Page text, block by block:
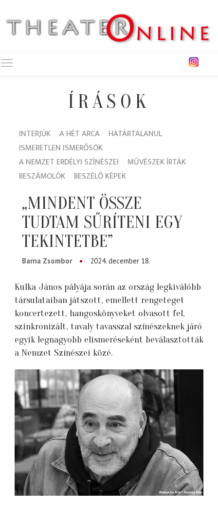
ÍRÁSOK
INTERJÚK A HÉT ARCA
HATÁRTALANUL
ISMERETLEN ISMERŐSÖK
A NEMZET ERDÉLYI SZÍNÉSZEI
MŰVÉSZEK ÍRTÁK
BESZÁMOLÓK
BESZÉLŐ KÉPEK
„MINDENT ÖSSZE
TUDTAM SŰRÍTENI EGY
TEKINTETBE”
Barna Zsombor 2024. december 18.
Kulka János pályája során az ország legkiválóbb
társulataiban játszott, emellett rengeteget
koncertezett, hangoskönyveket olvasott fel,
szinkronizált, tavaly tavasszal színészeknek járó
egyik legnagyobb elismeréseként beválasztották
a Nemzet Színészei közé.